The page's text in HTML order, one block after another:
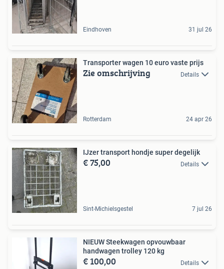
Eindhoven 31 jul 26
Transporter wagen 10 euro vaste prijs
Zie omschrijving Details
Rotterdam 24 apr 26
IJzer transport hondje super degelijk
€ 75,00 Details
Sint-Michielsgestel 7 jul 26
NIEUW Steekwagen opvouwbaar
handwagen trolley 120 kg
€ 100,00 Details